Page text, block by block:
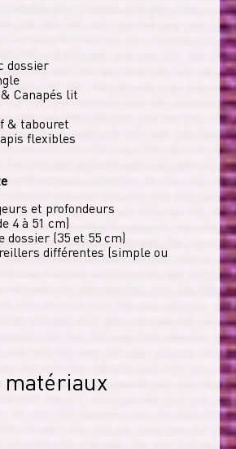
dossier
Canapés lit
& tabouret
flexibles
et profondeurs
4 à 51 cm)
dossier (35 et 55 cm)
différentes (simple ou